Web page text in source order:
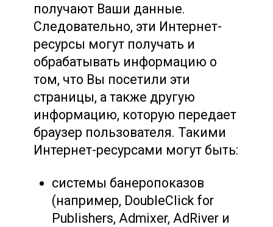
получают Ваши данные.
Следовательно, эти Интернет-
ресурсы могут получать и
обрабатывать информацию о
том, что Вы посетили эти
страницы, а также другую
информацию, которую передает
браузер пользователя. Такими
Интернет-ресурсами могут быть:
системы банеропоказов
(например, DoubleClick for
Publishers, Admixer, AdRiver и